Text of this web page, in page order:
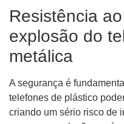
Resistência
explosão do
metálica
A segurança é
telefones de plástico
criando um sério risco de